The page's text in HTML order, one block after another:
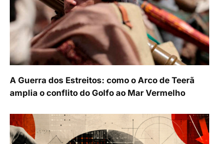
A Guerra dos Estreitos: como o Arco de Teerã
amplia o conflito do Golfo ao Mar Vermelho